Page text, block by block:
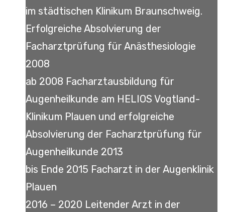
im städtischen Klinikum Braunschweig.
Erfolgreiche Absolvierung der
Facharztprüfung für Anästhesiologie
2008
ab 2008 Facharztausbildung für
Augenheilkunde am HELIOS Vogtland-
Klinikum Plauen und erfolgreiche
Absolvierung der Facharztprüfung für
Augenheilkunde 2013
bis Ende 2015 Facharzt in der Augenklinik
Plauen
2016 – 2020 Leitender Arzt in der